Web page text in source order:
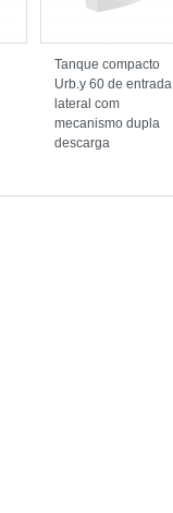
Tanque compacto
Urb.y 60 de entrada
lateral com
mecanismo dupla
descarga